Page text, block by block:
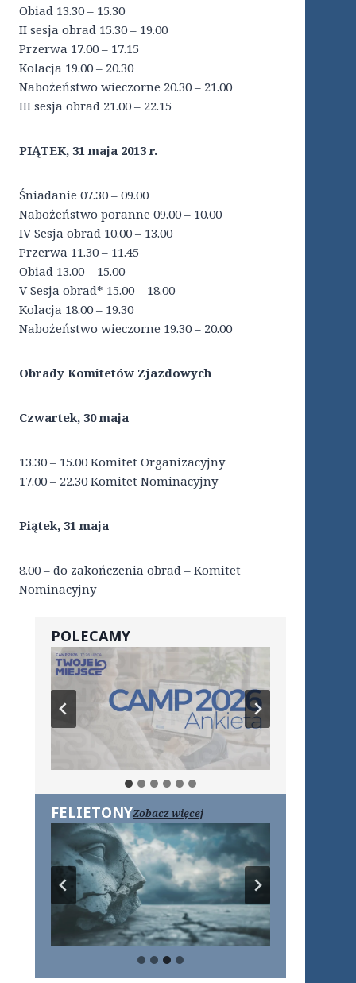
Obiad 13.30 – 15.30
II sesja obrad 15.30 – 19.00
Przerwa 17.00 – 17.15
Kolacja 19.00 – 20.30
Nabożeństwo wieczorne 20.30 – 21.00
III sesja obrad 21.00 – 22.15
PIĄTEK, 31 maja 2013 r.
Śniadanie 07.30 – 09.00
Nabożeństwo poranne 09.00 – 10.00
IV Sesja obrad 10.00 – 13.00
Przerwa 11.30 – 11.45
Obiad 13.00 – 15.00
V Sesja obrad* 15.00 – 18.00
Kolacja 18.00 – 19.30
Nabożeństwo wieczorne 19.30 – 20.00
Obrady Komitetów Zjazdowych
Czwartek, 30 maja
13.30 – 15.00 Komitet Organizacyjny
17.00 – 22.30 Komitet Nominacyjny
Piątek, 31 maja
8.00 – do zakończenia obrad – Komitet
Nominacyjny
POLECAMY
FELIETONYZobacz więcej